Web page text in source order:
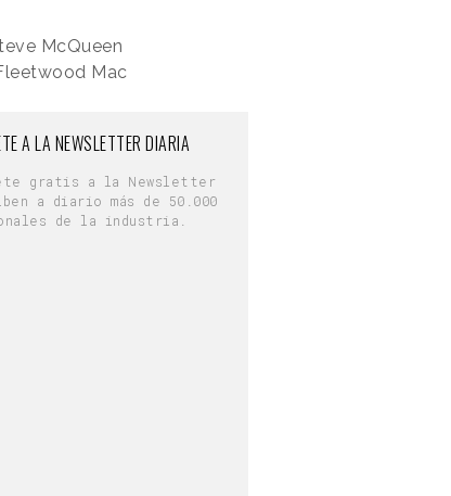
McQueen
Mac
A LA NEWSLETTER DIARIA
gratis a la Newsletter
a diario más de 50.000
de la industria.